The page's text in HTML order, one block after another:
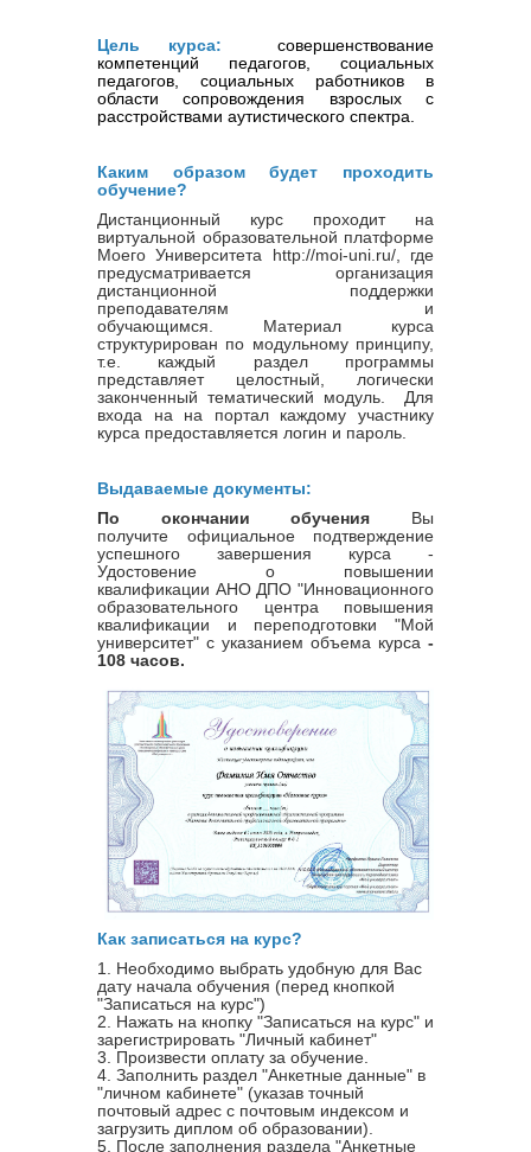
Цель курса:
совершенствование
компетенций педагогов, социальных
педагогов, социальных работников в
области сопровождения взрослых с
расстройствами аутистического спектра.
Каким образом будет проходить
обучение?
Дистанционный курс проходит на
виртуальной образовательной платформе
Моего Университета http://moi-uni.ru/, где
предусматривается организация
дистанционной поддержки
преподавателям и
обучающимся. Материал курса
структурирован по модульному принципу,
т.е. каждый раздел программы
представляет целостный, логически
законченный тематический модуль. Для
входа на на портал каждому участнику
курса предоставляется логин и пароль.
Выдаваемые документы:
По окончании обучения Вы
получите официальное подтверждение
успешного завершения курса -
Удостовение о повышении
квалификации АНО ДПО "Инновационного
образовательного центра повышения
квалификации и переподготовки "Мой
университет" с указанием объема курса -
108 часов.
Как записаться на курс?
1. Необходимо выбрать удобную для Вас
дату начала обучения (перед кнопкой
"Записаться на курс")
2. Нажать на кнопку "Записаться на курс" и
зарегистрировать "Личный кабинет"
3. Произвести оплату за обучение.
4. Заполнить раздел "Анкетные данные" в
"личном кабинете" (указав точный
почтовый адрес с почтовым индексом и
загрузить диплом об образовании).
5. После заполнения раздела "Анкетные